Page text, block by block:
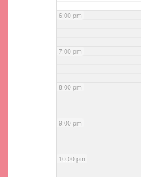
6:00 pm
7:00 pm
8:00 pm
9:00 pm
10:00 pm